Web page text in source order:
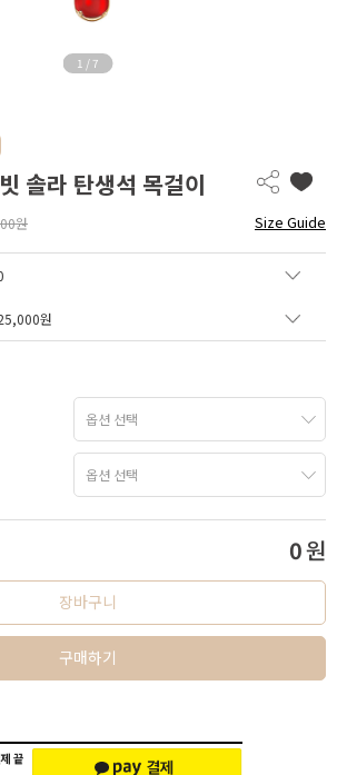
1 / 7
솔라 탄생석 목걸이
원 Size Guide
원
0원
장바구니
구매하기